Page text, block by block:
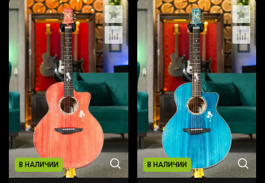
В НАЛИЧИИ В НАЛИЧИИ